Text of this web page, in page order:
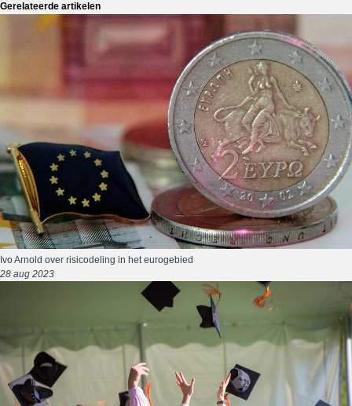
Gerelateerde artikelen
Ivo Arnold over risicodeling in het eurogebied
28 aug 2023